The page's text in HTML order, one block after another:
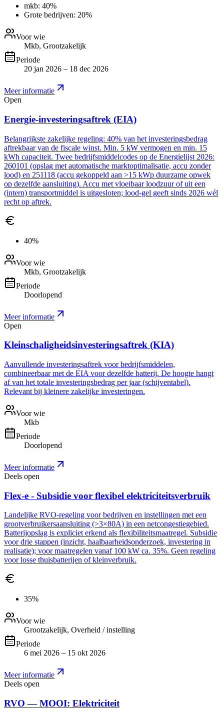
mkb: 40%
Grote bedrijven: 20%
Voor wie
Mkb, Grootzakelijk
Periode
20 jan 2026 – 18 dec 2026
Meer informatie
Open
Energie-investeringsaftrek (EIA)
Belangrijkste zakelijke regeling: 40% van het investeringsbedrag
aftrekbaar van de fiscale winst. Min. 5 kW vermogen en min. 15
kWh capaciteit. Twee bedrijfsmiddelcodes op de Energielijst 2026:
260101 (opslag met automatische marktoptimalisatie, accu zonder
lood) en 251118 (accu gekoppeld aan >15 kWp duurzame opwek
op dezelfde aansluiting). Accu met vloeibaar loodzuur of uit een
(intern) transportmiddel is uitgesloten; lood-gel geeft sinds 2026 wél
recht op aftrek.
40%
Voor wie
Mkb, Grootzakelijk
Periode
Doorlopend
Meer informatie
Open
Kleinschaligheidsinvesteringsaftrek (KIA)
Aanvullende investeringsaftrek voor bedrijfsmiddelen,
combineerbaar met de EIA voor dezelfde batterij. De hoogte hangt
af van het totale investeringsbedrag per jaar (schijventabel).
Relevant bij kleinere zakelijke investeringen.
Voor wie
Mkb
Periode
Doorlopend
Meer informatie
Deels open
Flex-e - Subsidie voor flexibel elektriciteitsverbruik
Landelijke RVO-regeling voor bedrijven en instellingen met een
grootverbruikersaansluiting (>3×80A) in een netcongestiegebied.
Batterijopslag is expliciet erkend als flexibiliteitsmaatregel. Subsidie
voor drie stappen (inzicht, haalbaarheidsonderzoek, investering in
realisatie); voor maatregelen vanaf 100 kW ca. 35%. Geen regeling
voor losse thuisbatterijen of kleinverbruik.
35%
Voor wie
Grootzakelijk, Overheid / instelling
Periode
6 mei 2026 – 15 okt 2026
Meer informatie
Deels open
RVO — MOOI: Elektriciteit